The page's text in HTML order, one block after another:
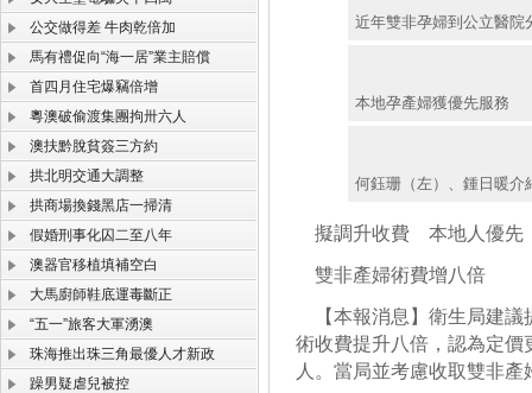
公交做得差 牛肉乾倍加
馬有禮促向“海一居”業主賠償
首四月住宅爆竊倍增
粵澳破偷渡集團拘卅六人
澳扶黔脫貧簽三方約
拱北明交通大調整
拱商場換錢黑店一掃清
假婚刑事化囚二至八年
澳器官移植填補空白
大馬廚師鞋底運毒斷正
“五一”旅客大軍湧澳
珠海推出珠三角最優人才新政
躁男疑虐兒被控
近年雙非孕婦到公立醫院
本地孕產婦獲優先服務
何鈺珊（左）、鍾日暖介
擬調升收費 本地人優先
雙非產婦術費增八倍
【本報消息】衛生局建議
術收費提升八倍，認為定
人。當局並考慮收取雙非產